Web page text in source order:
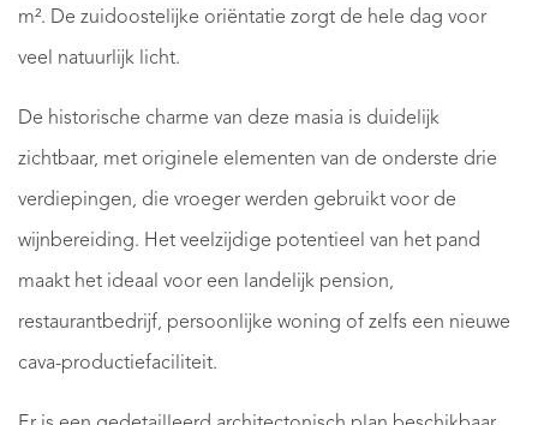
m². De zuidoostelijke oriëntatie zorgt de hele dag voor
veel natuurlijk licht.
De historische charme van deze masia is duidelijk
zichtbaar, met originele elementen van de onderste drie
verdiepingen, die vroeger werden gebruikt voor de
wijnbereiding. Het veelzijdige potentieel van het pand
maakt het ideaal voor een landelijk pension,
restaurantbedrijf, persoonlijke woning of zelfs een nieuwe
cava-productiefaciliteit.